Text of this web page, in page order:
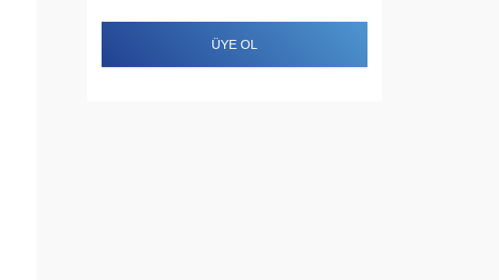
ÜYE OL